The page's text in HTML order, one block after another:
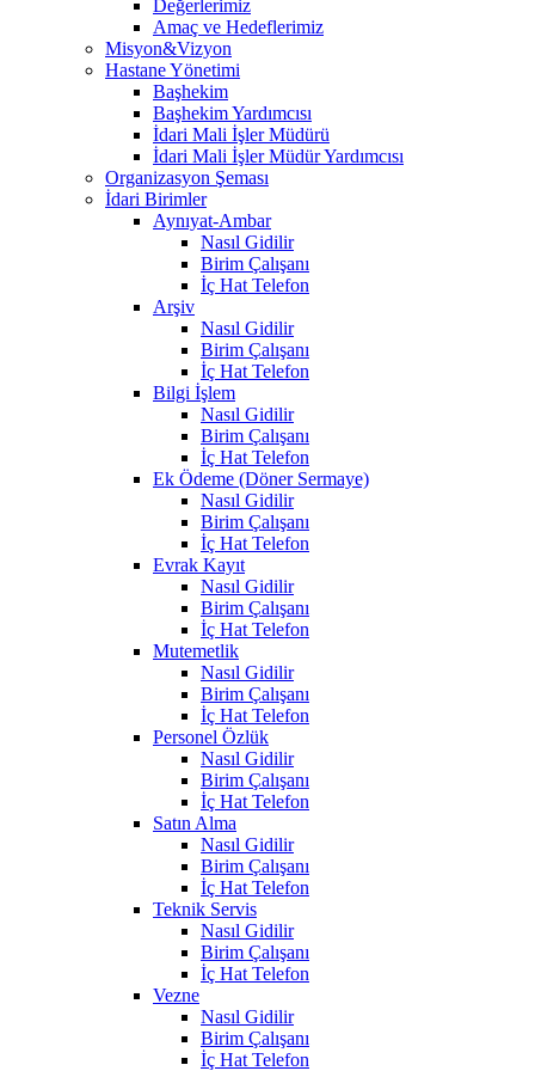
Değerlerimiz
Amaç ve Hedeflerimiz
Misyon&Vizyon
Hastane Yönetimi
Başhekim
Başhekim Yardımcısı
İdari Mali İşler Müdürü
İdari Mali İşler Müdür Yardımcısı
Organizasyon Şeması
İdari Birimler
Aynıyat-Ambar
Nasıl Gidilir
Birim Çalışanı
İç Hat Telefon
Arşiv
Nasıl Gidilir
Birim Çalışanı
İç Hat Telefon
Bilgi İşlem
Nasıl Gidilir
Birim Çalışanı
İç Hat Telefon
Ek Ödeme (Döner Sermaye)
Nasıl Gidilir
Birim Çalışanı
İç Hat Telefon
Evrak Kayıt
Nasıl Gidilir
Birim Çalışanı
İç Hat Telefon
Mutemetlik
Nasıl Gidilir
Birim Çalışanı
İç Hat Telefon
Personel Özlük
Nasıl Gidilir
Birim Çalışanı
İç Hat Telefon
Satın Alma
Nasıl Gidilir
Birim Çalışanı
İç Hat Telefon
Teknik Servis
Nasıl Gidilir
Birim Çalışanı
İç Hat Telefon
Vezne
Nasıl Gidilir
Birim Çalışanı
İç Hat Telefon